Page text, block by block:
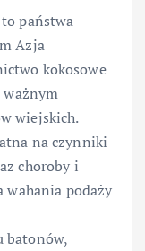
państwa
Azja
kokosowe
wiejskich.
na czynniki
choroby i
wahania podaży
batonów,